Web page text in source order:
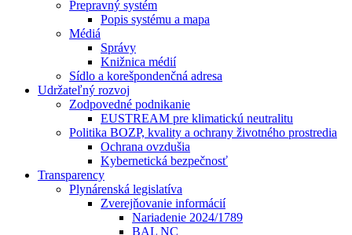
Prepravný systém
Popis systému a mapa
Médiá
Správy
Knižnica médií
Sídlo a korešpondenčná adresa
Udržateľný rozvoj
Zodpovedné podnikanie
EUSTREAM pre klimatickú neutralitu
Politika BOZP, kvality a ochrany životného prostredia
Ochrana ovzdušia
Kybernetická bezpečnosť
Transparency
Plynárenská legislatíva
Zverejňovanie informácií
Nariadenie 2024/1789
BAL NC